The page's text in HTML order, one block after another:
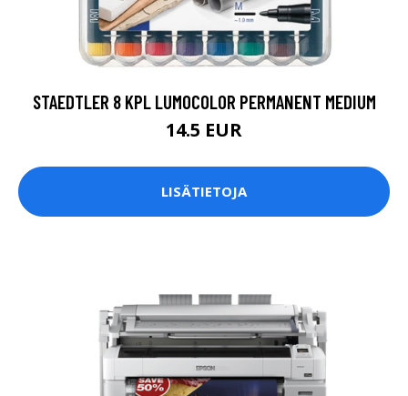
STAEDTLER 8 KPL LUMOCOLOR PERMANENT MEDIUM
14.5 EUR
LISÄTIETOJA